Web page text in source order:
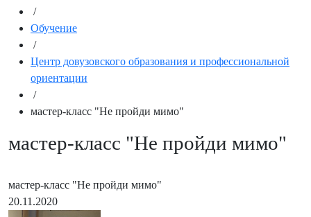
/
Обучение
/
Центр довузовского образования и профессиональной
ориентации
/
мастер-класс "Не пройди мимо"
мастер-класс "Не пройди мимо"
мастер-класс "Не пройди мимо"
20.11.2020